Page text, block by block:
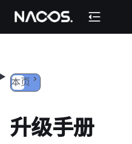
跳转到内容
本页
升级手册